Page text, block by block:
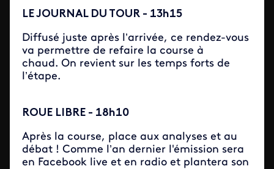
LE JOURNAL DU TOUR - 13h15
Diffusé juste après l’arrivée, ce rendez-vous
va permettre de refaire la course à
chaud. On revient sur les temps forts de
l’étape.
ROUE LIBRE - 18h10
Après la course, place aux analyses et au
débat ! Comme l’an dernier l'émission sera
en Facebook live et en radio et plantera son